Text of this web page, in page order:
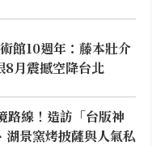
館10週年：藤本壯介
8月震撼空降台北
路線！造訪「台版神
湖景窯烤披薩與人氣私